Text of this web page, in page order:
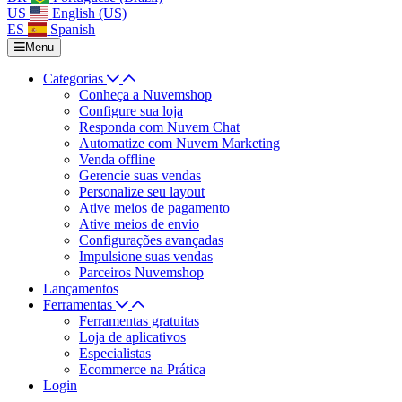
US
English (US)
ES
Spanish
Menu
Categorias
Conheça a Nuvemshop
Configure sua loja
Responda com Nuvem Chat
Automatize com Nuvem Marketing
Venda offline
Gerencie suas vendas
Personalize seu layout
Ative meios de pagamento
Ative meios de envio
Configurações avançadas
Impulsione suas vendas
Parceiros Nuvemshop
Lançamentos
Ferramentas
Ferramentas gratuitas
Loja de aplicativos
Especialistas
Ecommerce na Prática
Login